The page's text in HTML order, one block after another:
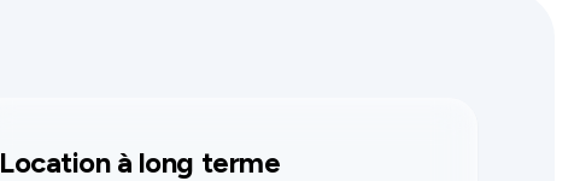
Location à long terme